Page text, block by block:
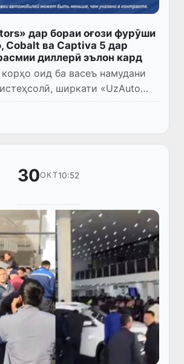
дар бораи оғози фурӯши
Cobalt ва Captiva 5 дар
диллерӣ эълон кард
ба васеъ намудани
ширкати «UzAuto
рекордии истеҳсол --
автомобил дар як моҳ
навбати...
30ОКТ10:52